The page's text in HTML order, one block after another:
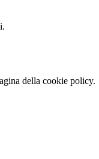
della cookie policy.